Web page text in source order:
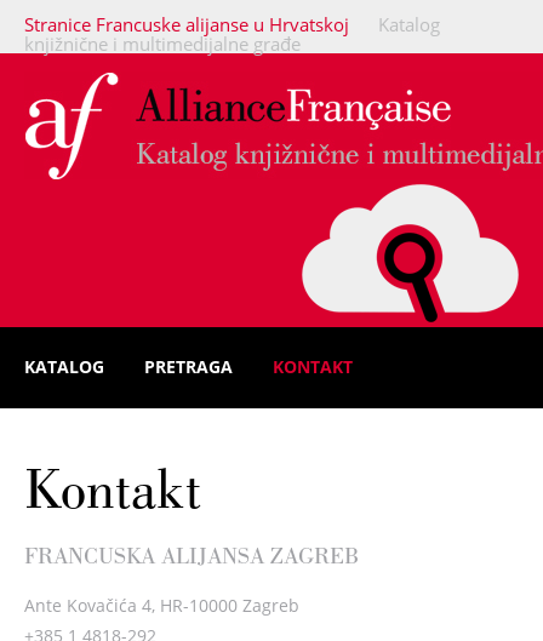
Stranice Francuske alijanse u Hrvatskoj
Katalog
knjižnične i multimedijalne građe
KATALOG PRETRAGA KONTAKT
Kontakt
FRANCUSKA ALIJANSA ZAGREB
Ante Kovačića 4, HR-10000 Zagreb
+385 1 4818-292